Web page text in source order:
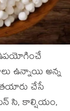
ఉన్నాయి అన్న
తయారు చేసే
సి, కాల్షియం,